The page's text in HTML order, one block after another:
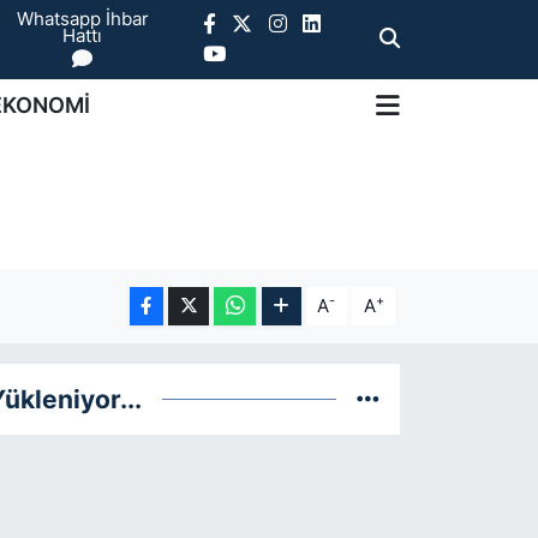
Whatsapp İhbar
Hattı
A- A+